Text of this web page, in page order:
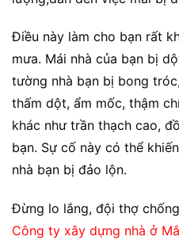
Điều này làm cho bạn rất
mưa. Mái nhà của bạn bị
tường nhà bạn bị bong
thấm dột, ẩm mốc, thậm
khác như trần thạch cao,
bạn. Sự cố này có thể
nhà bạn bị đảo lộn.
Đừng lo lắng, đội thợ
Công ty xây dựng nhà ở